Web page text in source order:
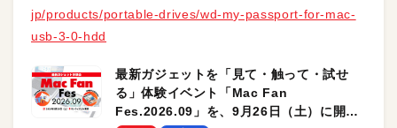
jp/products/portable-drives/wd-my-passport-for-mac-
usb-3-0-hdd
最新ガジェットを「見て・触って・試せ
る」体験イベント「Mac Fan
Fes.2026.09」を、9月26日（土）に開催